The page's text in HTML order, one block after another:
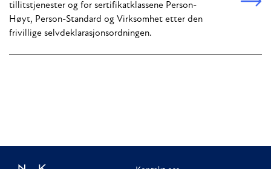
tillitstjenester og for sertifikatklassene Person-
Høyt, Person-Standard og Virksomhet etter den
frivillige selvdeklarasjonsordningen.